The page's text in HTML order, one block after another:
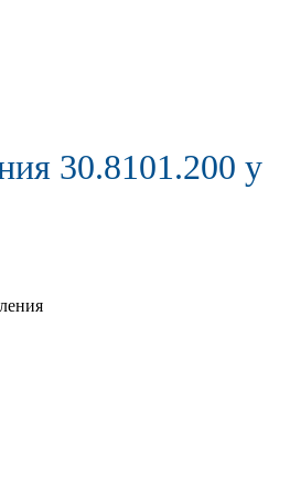
30.8101.200 у